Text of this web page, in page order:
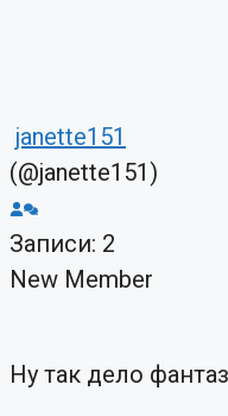
janette151
(@janette151)
Записи: 2
New Member
Ну так дело